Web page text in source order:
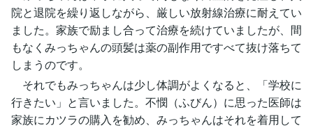
院と退院を繰り返しながら、厳しい放射線治療に耐えてい
ました。家族で励まし合って治療を続けていましたが、間
もなくみっちゃんの頭髪は薬の副作用ですべて抜け落ちて
しまうのです。
それでもみっちゃんは少し体調がよくなると、「学校に
行きたい」と言いました。不憫（ふびん）に思った医師は
家族にカツラの購入を勧め、みっちゃんはそれを着用して